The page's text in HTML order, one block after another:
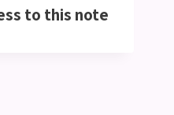
to this note.